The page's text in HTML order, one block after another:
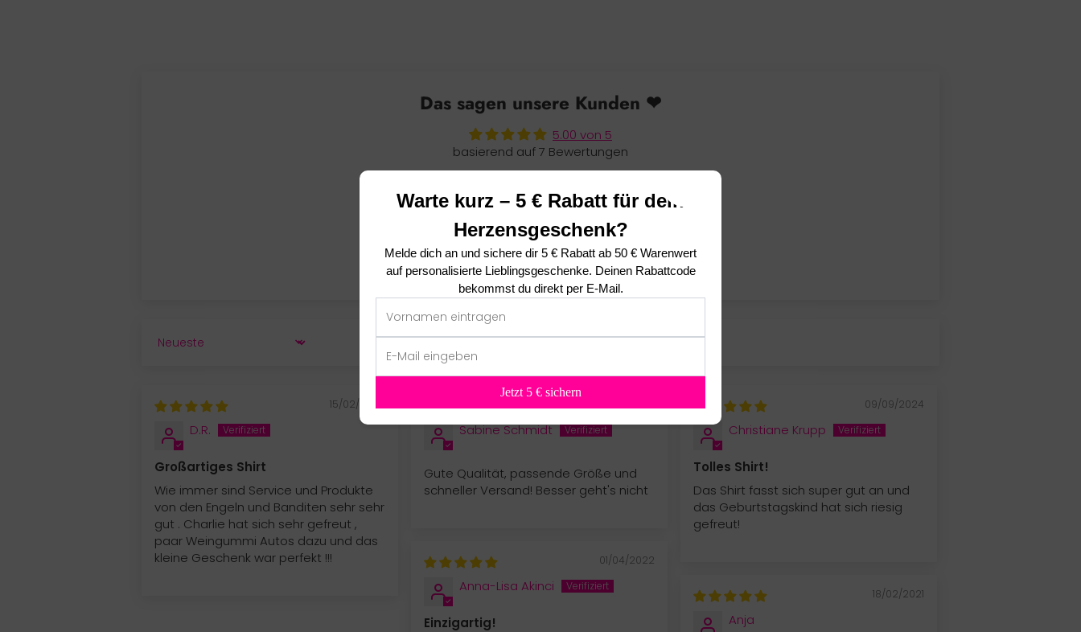
Das sagen unsere Kunden ❤
5.00 von 5
basierend auf 7 Bewertungen
0
0
SORT BY
15/02/2025
D.R.
Großartiges Shirt
Wie immer sind Service und Produkte
von den Engeln und Banditen sehr sehr
gut . Charlie hat sich sehr gefreut ,
paar Weingummi Autos dazu und das
kleine Geschenk war perfekt !!!
Sabine Schmidt
Gute Qualität, passende Größe und
schneller Versand! Besser geht's nicht
09/09/2024
Christiane Krupp
Tolles Shirt!
Das Shirt fasst sich super gut an und
das Geburtstagskind hat sich riesig
gefreut!
01/04/2022
Anna-Lisa Akinci
Einzigartig!
18/02/2021
Anja
Warte kurz – 5 € Rabatt für dein
Herzensgeschenk?
Melde dich an und sichere dir 5 € Rabatt ab 50 € Warenwert
auf personalisierte Lieblingsgeschenke. Deinen Rabattcode
bekommst du direkt per E-Mail.
Jetzt 5 € sichern